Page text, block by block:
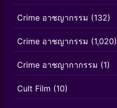
Crime อาชญากรรม (132)
Crime อาชญากรรม (1,020)
Crime อาชญากากรรม (1)
Cult Film (10)